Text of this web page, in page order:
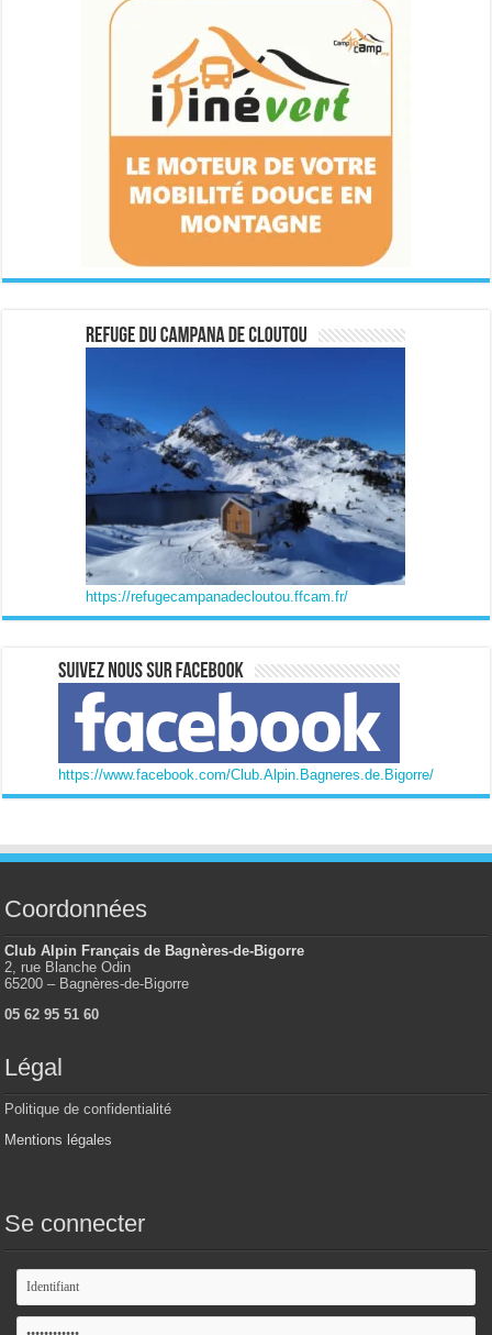
https://refugecampanadecloutou.ffcam.fr/
https://www.facebook.com/Club.Alpin.Bagneres.de.Bigorre/
Coordonnées
Club Alpin Français de Bagnères-de-Bigorre
2, rue Blanche Odin
65200 – Bagnères-de-Bigorre
05 62 95 51 60
Légal
Politique de confidentialité
Mentions légales
Se connecter